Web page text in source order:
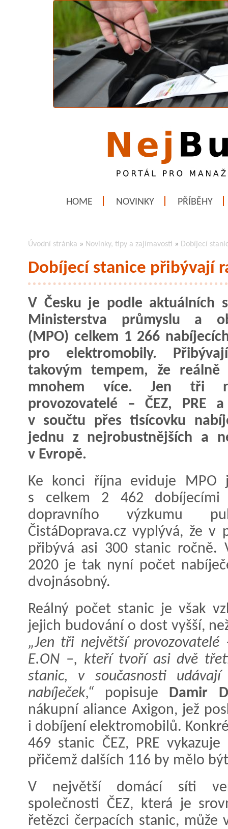
HOME NOVINKY PŘÍBĚHY
Úvodní stránka » Novinky, tipy a zajímavosti » Dobíjecí
Dobíjecí stanice přibývají
V Česku je podle aktuálních
Ministerstva průmyslu a
(MPO) celkem 1 266
pro elektromobily.
takovým tempem, že
mnohem více. Jen tři
provozovatelé – ČEZ, PRE
v součtu přes tisícovku
jednu z nejrobustnějších a
v Evropě.
Ke konci října eviduje MPO
s celkem 2 462 dobíjecími
dopravního výzkumu
ČistáDoprava.cz vyplývá, že
přibývá asi 300 stanic ročně.
2020 je tak nyní počet
dvojnásobný.
Reálný počet stanic je však
jejich budování o dost vyšší,
„Jen tři největší provozovatelé
E.ON –, kteří tvoří asi dvě
stanic, v současnosti
nabíječek,“ popisuje
Damir
nákupní aliance Axigon, jež
i dobíjení elektromobilů.
469 stanic ČEZ, PRE
přičemž dalších 116 by mělo
V největší domácí síti
společnosti ČEZ, která je
řetězci čerpacích stanic,